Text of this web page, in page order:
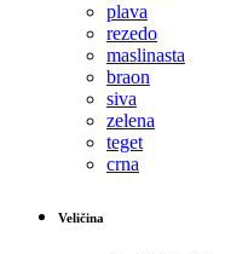
plava
rezedo
maslinasta
braon
siva
zelena
teget
crna
Veličina